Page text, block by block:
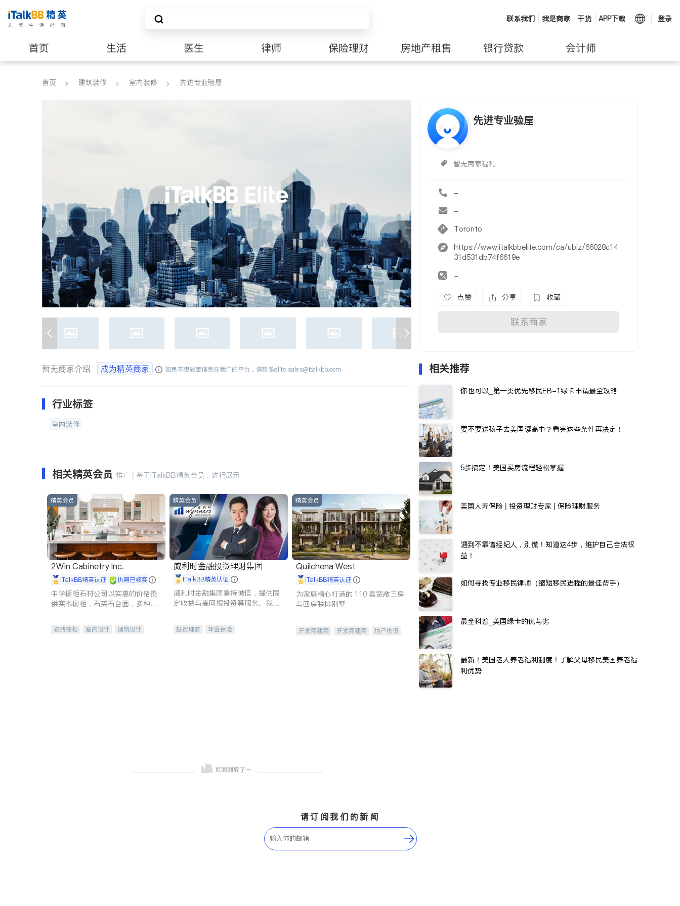
联系我们 我是商家 干货 APP下载 登录
首页 生活 医生 律师 保险理财 房地产租售 银行贷款 会计师
建筑装修
首页 建筑装修 室内装修 先进专业验屋
先进专业验屋
暂无商家福利
-
-
Toronto
https://www.italkbbelite.com/ca/ubiz/66028c14
31d531db74f6619e
-
点赞 分享 收藏
联系商家
暂无商家介绍 成为精英商家 如果不想放置信息在我们的平台，请联系elite.sales@italkbb.com
行业标签
室内装修
相关精英会员 推广 | 基于iTalkBB精英会员，进行展示
精英会员
2Win Cabinetry Inc.
iTalkBB精英认证 执照已核实
中华橱柜石材公司以实惠的价格提
供实木橱柜，石英石台面，多种优
机。品质厨房，家的选择。
瓷砖橱柜 室内设计
建筑设计
精英会员
威利时金融投资理财集团
iTalkBB精英认证
威利时金融集团秉持诚信，提供固
定收益与高回报投资等服务。我们
元化组合，助力客户实现目标
投资理财
年金保险
精英会员
Quilchena West
iTalkBB精英认证
为家庭精心打造的 110 套宽敞三房
与四房联排别墅
开发商建商 开发商建商 地产投资
相关推荐
你也可以_第一类优先移民EB-1绿卡申请最全攻略
要不要送孩子去美国读高中？看完这些条件再决定！
5步搞定！美国买房流程轻松掌握
美国人寿保险 | 投资理财专家 | 保险理财服务
遇到不靠谱经纪人，别慌！知道这4步，维护自己合法权
益！
如何寻找专业移民律师（缩短移民进程的最佳帮手）
最全科普_美国绿卡的优与劣
最新！美国老人养老福利制度！了解父母移民美国养老福
利优势
请订阅我们的新闻